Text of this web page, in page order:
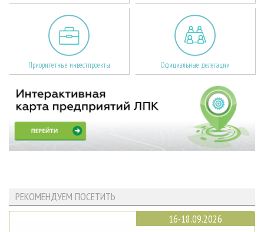
Приоритетные инвестпроекты Официальные делегации
РЕКОМЕНДУЕМ ПОСЕТИТЬ
16-18.09.2026